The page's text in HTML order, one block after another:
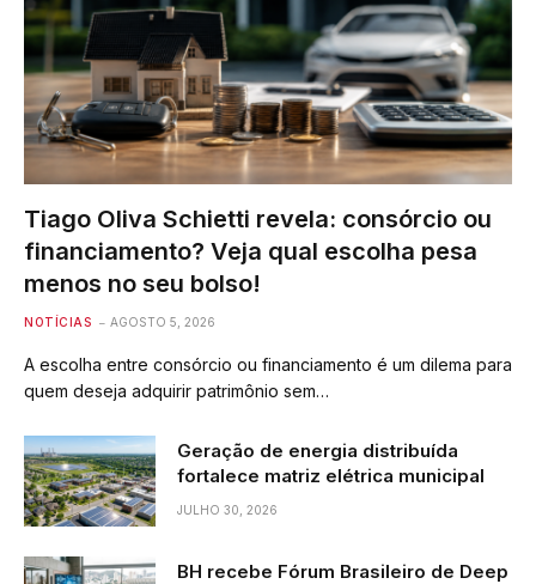
Tiago Oliva Schietti revela: consórcio ou
financiamento? Veja qual escolha pesa
menos no seu bolso!
NOTÍCIAS AGOSTO 5, 2026
A escolha entre consórcio ou financiamento é um dilema para
quem deseja adquirir patrimônio sem…
Geração de energia distribuída
fortalece matriz elétrica municipal
JULHO 30, 2026
BH recebe Fórum Brasileiro de Deep